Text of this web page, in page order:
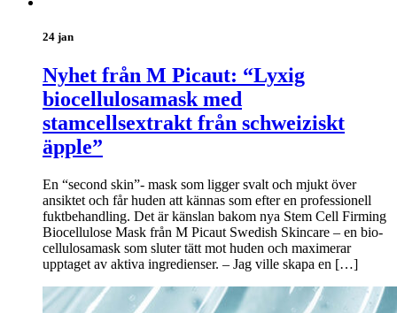
24 jan
Nyhet från M Picaut: “Lyxig
biocellulosamask med
stamcellsextrakt från schweiziskt
äpple”
En “second skin”- mask som ligger svalt och mjukt över
ansiktet och får huden att kännas som efter en professionell
fuktbehandling. Det är känslan bakom nya Stem Cell Firming
Biocellulose Mask från M Picaut Swedish Skincare – en bio-
cellulosamask som sluter tätt mot huden och maximerar
upptaget av aktiva ingredienser. – Jag ville skapa en […]